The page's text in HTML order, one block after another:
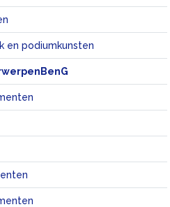
en podiumkunsten